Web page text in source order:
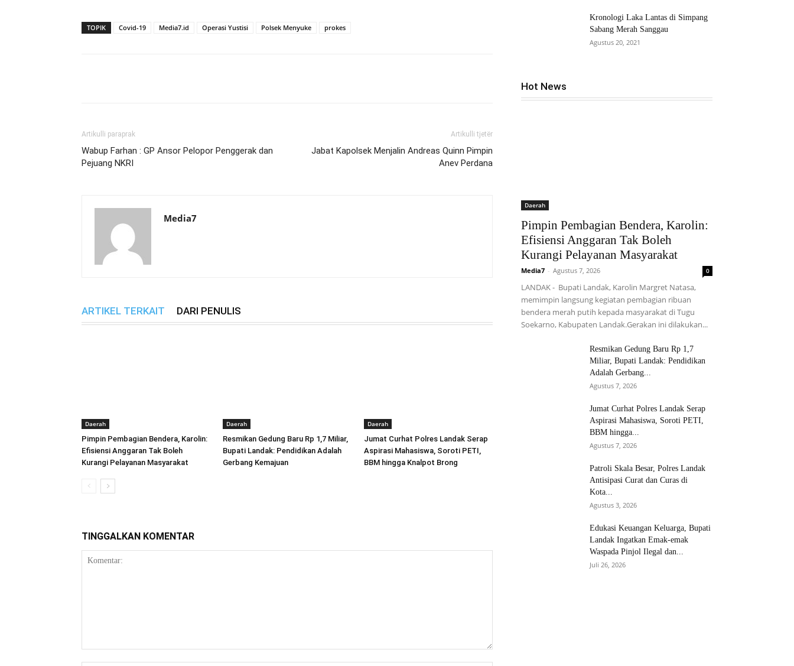
TOPIK Covid-19 Media7.id Operasi Yustisi Polsek Menyuke prokes
Artikulli paraprak
Wabup Farhan : GP Ansor Pelopor Penggerak dan
Pejuang NKRI
Artikulli tjetër
Jabat Kapolsek Menjalin Andreas Quinn Pimpin
Anev Perdana
Media7
ARTIKEL TERKAIT DARI PENULIS
Daerah
Pimpin Pembagian Bendera, Karolin:
Efisiensi Anggaran Tak Boleh
Kurangi Pelayanan Masyarakat
Daerah
Resmikan Gedung Baru Rp 1,7 Miliar,
Bupati Landak: Pendidikan Adalah
Gerbang Kemajuan
Daerah
Jumat Curhat Polres Landak Serap
Aspirasi Mahasiswa, Soroti PETI,
BBM hingga Knalpot Brong
TINGGALKAN KOMENTAR
Kronologi Laka Lantas di Simpang
Sabang Merah Sanggau
Agustus 20, 2021
Hot News
Daerah
Pimpin Pembagian Bendera, Karolin:
Efisiensi Anggaran Tak Boleh
Kurangi Pelayanan Masyarakat
Media7 - Agustus 7, 2026 0
LANDAK - Bupati Landak, Karolin Margret Natasa,
memimpin langsung kegiatan pembagian ribuan
bendera merah putih kepada masyarakat di Tugu
Soekarno, Kabupaten Landak.Gerakan ini dilakukan...
Resmikan Gedung Baru Rp 1,7
Miliar, Bupati Landak: Pendidikan
Adalah Gerbang...
Agustus 7, 2026
Jumat Curhat Polres Landak Serap
Aspirasi Mahasiswa, Soroti PETI,
BBM hingga...
Agustus 7, 2026
Patroli Skala Besar, Polres Landak
Antisipasi Curat dan Curas di
Kota...
Agustus 3, 2026
Edukasi Keuangan Keluarga, Bupati
Landak Ingatkan Emak-emak
Waspada Pinjol Ilegal dan...
Juli 26, 2026